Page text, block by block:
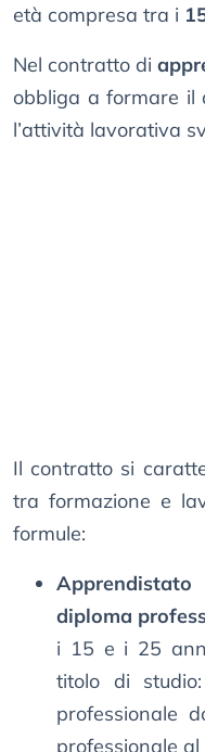
età compresa tra i
Nel contratto di
obbliga a formare il
l’attività lavorativa
Il contratto si
tra formazione e
formule:
diploma
i 15 e i 25
titolo di
professionale
professionale